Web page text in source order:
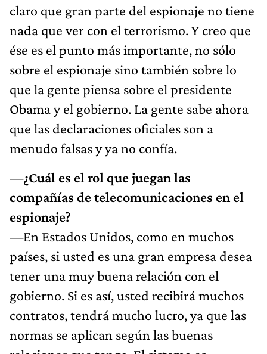
claro que gran parte del espionaje no tiene
nada que ver con el terrorismo. Y creo que
ése es el punto más importante, no sólo
sobre el espionaje sino también sobre lo
que la gente piensa sobre el presidente
Obama y el gobierno. La gente sabe ahora
que las declaraciones oficiales son a
menudo falsas y ya no confía.
—¿Cuál es el rol que juegan las
compañías de telecomunicaciones en el
espionaje?
—En Estados Unidos, como en muchos
países, si usted es una gran empresa desea
tener una muy buena relación con el
gobierno. Si es así, usted recibirá muchos
contratos, tendrá mucho lucro, ya que las
normas se aplican según las buenas